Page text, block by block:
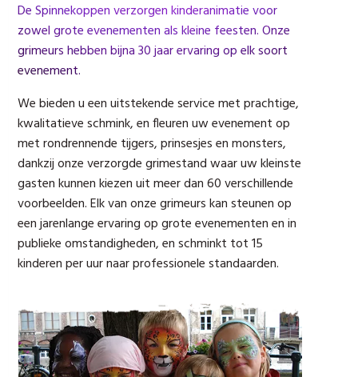
De Spinnekoppen verzorgen kinderanimatie voor
zowel grote evenementen als kleine feesten. Onze
grimeurs hebben bijna 30 jaar ervaring op elk soort
evenement.
We bieden u een uitstekende service met prachtige,
kwalitatieve schmink, en fleuren uw evenement op
met rondrennende tijgers, prinsesjes en monsters,
dankzij onze verzorgde grimestand waar uw kleinste
gasten kunnen kiezen uit meer dan 60 verschillende
voorbeelden. Elk van onze grimeurs kan steunen op
een jarenlange ervaring op grote evenementen en in
publieke omstandigheden, en schminkt tot 15
kinderen per uur naar professionele standaarden.